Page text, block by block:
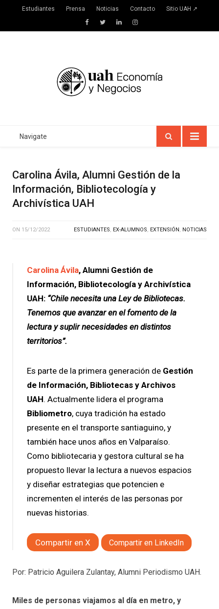
Estudiantes Prensa Noticias Contacto Sitio UAH ↗
FacebookTwitterLinkedInInstagram
Navigate
Carolina Ávila, Alumni Gestión de la
Información, Bibliotecología y
Archivística UAH
ON 15/12/2022 ESTUDIANTES, EX-ALUMNOS, EXTENSIÓN, NOTICIAS
Carolina Ávila, Alumni Gestión de
Información, Bibliotecología y Archivística
UAH: “Chile necesita una Ley de Bibliotecas.
Tenemos que avanzar en el fomento de la
lectura y suplir necesidades en distintos
territorios”.
Es parte de la primera generación de Gestión
de Información, Bibliotecas y Archivos
UAH. Actualmente lidera el programa
Bibliometro, cuya tradición ha estado
presente en el transporte santiaguino, y
también hace unos años en Valparaíso.
Como bibliotecaria y gestora cultural se ha
propuesto llevar la lectura a nuevos espacios
y diseñar estrategias que potencien e
incrementen el interés de las personas por
nuevas historias.
Compartir en X Compartir en LinkedIn
Por: Patricio Aguilera Zulantay, Alumni Periodismo UAH.
Miles de personas viajamos al día en metro, y